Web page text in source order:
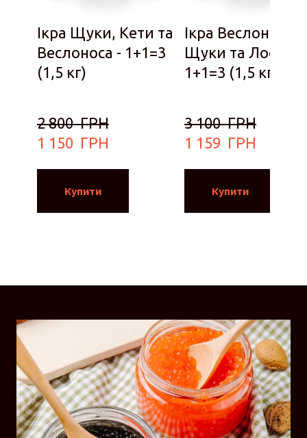
Ікра Щуки, Кети та
Веслоноса - 1+1=3
(1,5 кг)
2 800  ГРН
1 150  ГРН
Купити
Ікра Веслоноса,
Щуки та Лосося -
1+1=3 (1,5 кг)
3 100  ГРН
1 159  ГРН
Купити